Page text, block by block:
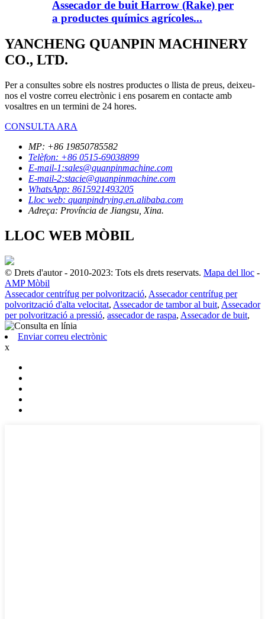
Assecador de buit Harrow (Rake) per
a productes químics agrícoles...
YANCHENG QUANPIN MACHINERY
CO., LTD.
Per a consultes sobre els nostres productes o llista de preus, deixeu-
nos el vostre correu electrònic i ens posarem en contacte amb
vosaltres en un termini de 24 hores.
CONSULTA ARA
MP: +86 19850785582
Telèfon: +86 0515-69038899
E-mail-1:sales@quanpinmachine.com
E-mail-2:stacie@quanpinmachine.com
WhatsApp: 8615921493205
Lloc web: quanpindrying.en.alibaba.com
Adreça: Província de Jiangsu, Xina.
LLOC WEB MÒBIL
© Drets d'autor - 2010-2023: Tots els drets reservats. Mapa del lloc -
AMP Mòbil
Assecador centrífug per polvorització, Assecador centrífug per
polvorització d'alta velocitat, Assecador de tambor al buit, Assecador
per polvorització a pressió, assecador de raspa, Assecador de buit,
Enviar correu electrònic
x